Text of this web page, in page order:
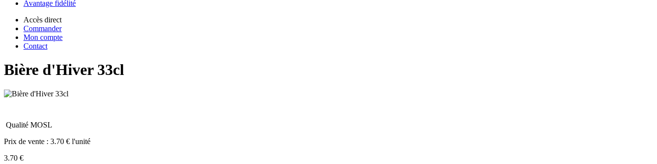
Avantage fidélité
Accès direct
Commander
Mon compte
Contact
Bière d'Hiver 33cl
Qualité MOSL
Prix de vente : 3.70 € l'unité
3.70 €